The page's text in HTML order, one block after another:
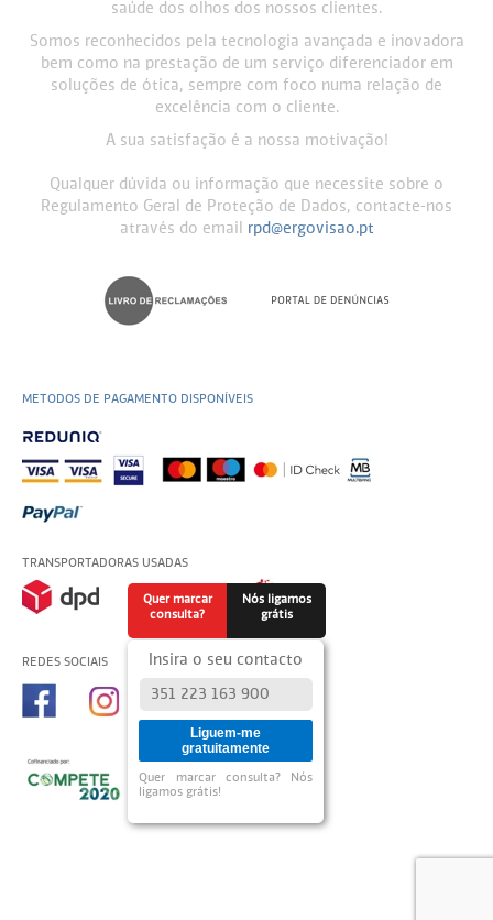
saúde dos olhos dos nossos clientes.
Somos reconhecidos pela tecnologia avançada e inovadora
bem como na prestação de um serviço diferenciador em
soluções de ótica, sempre com foco numa relação de
excelência com o cliente.
A sua satisfação é a nossa motivação!
Qualquer dúvida ou informação que necessite sobre o
Regulamento Geral de Proteção de Dados, contacte-nos
através do email
rpd@ergovisao.pt
METODOS DE PAGAMENTO DISPONÍVEIS
TRANSPORTADORAS USADAS
REDES SOCIAIS
Quer marcar
consulta?
Nós ligamos
grátis
Insira o seu contacto
Liguem-me
gratuitamente
Quer marcar consulta? Nós
ligamos grátis!